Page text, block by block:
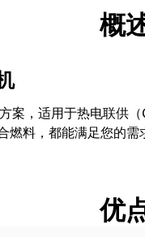
展示
概
案，适用于热电联供
料，都能满足您的需
优